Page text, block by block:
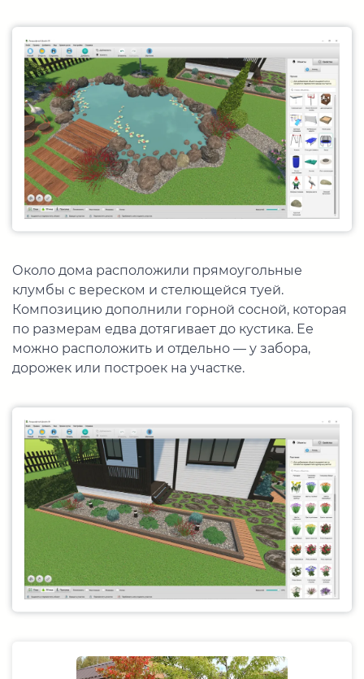
Около дома расположили прямоугольные
клумбы с вереском и стелющейся туей.
Композицию дополнили горной сосной, которая
по размерам едва дотягивает до кустика. Ее
можно расположить и отдельно — у забора,
дорожек или построек на участке.